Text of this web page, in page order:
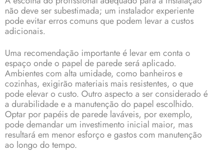
não deve ser subestimada; um instalador experiente
pode evitar erros comuns que podem levar a custos
adicionais.
Uma recomendação importante é levar em conta o
espaço onde o papel de parede será aplicado.
Ambientes com alta umidade, como banheiros e
cozinhas, exigirão materiais mais resistentes, o que
pode elevar o custo. Outro aspecto a ser considerado é
a durabilidade e a manutenção do papel escolhido.
Optar por papéis de parede laváveis, por exemplo,
pode demandar um investimento inicial maior, mas
resultará em menor esforço e gastos com manutenção
ao longo do tempo.